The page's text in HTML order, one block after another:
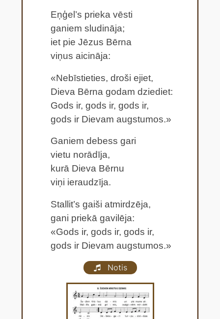
Eņģel’s prieka vēsti
ganiem sludināja;
iet pie Jēzus Bērna
viņus aicināja:
«Nebīstieties, droši ejiet,
Dieva Bērna godam dziediet:
Gods ir, gods ir, gods ir,
gods ir Dievam augstumos.»
Ganiem debess gari
vietu norādīja,
kurā Dieva Bērnu
viņi ieraudzīja.
Stallit’s gaiši atmirdzēja,
gani priekā gavilēja:
«Gods ir, gods ir, gods ir,
gods ir Dievam augstumos.»
Notis